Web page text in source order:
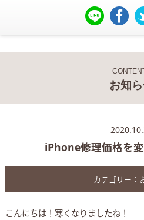
お知
iPhone修理価格を
カテゴリー：
こんにちは！寒くなりましたね！